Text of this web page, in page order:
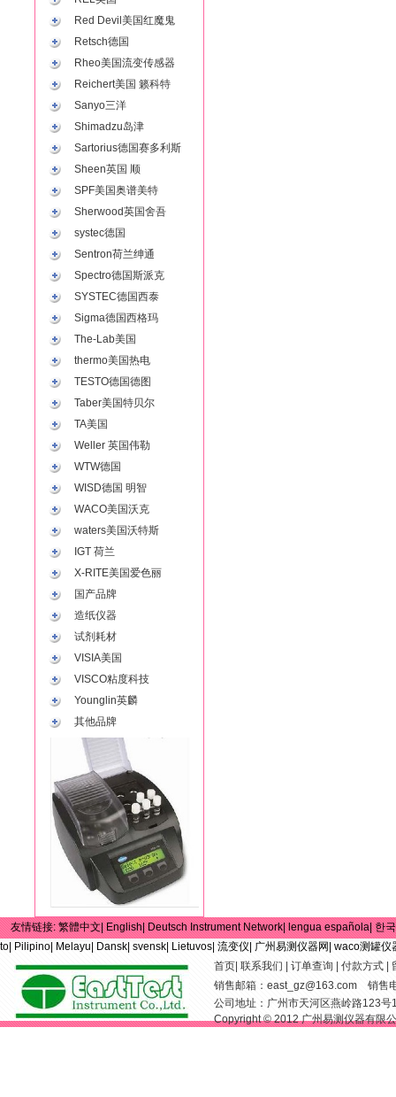
Red Devil美国红魔鬼
Retsch德国
Rheo美国流变传感器
Reichert美国 籁科特
Sanyo三洋
Shimadzu岛津
Sartorius德国赛多利斯
Sheen英国 顺
SPF美国奥谱美特
Sherwood英国舍吾
systec德国
Sentron荷兰绅通
Spectro德国斯派克
SYSTEC德国西泰
Sigma德国西格玛
The-Lab美国
thermo美国热电
TESTO德国德图
Taber美国特贝尔
TA美国
Weller 英国伟勒
WTW德国
WISD德国 明智
WACO美国沃克
waters美国沃特斯
IGT 荷兰
X-RITE美国爱色丽
国产品牌
造纸仪器
试剂耗材
VISIA美国
VISCO粘度科技
Younglin英麟
其他品牌
友情链接: 繁體中文| English| Deutsch Instrument Network| lengua española| 한
to| Pilipino| Melayu| Dansk| svensk| Lietuvos| 流变仪| 广州易测仪器网| waco测罐仪
首页 联系我们 订单查询 付款方式
销售邮箱： east_gz@163.com 销售
公司地址：广州市天河区燕岭路123
Copyright © 2012 广州易测仪器有限